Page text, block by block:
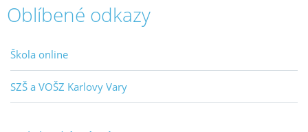
Oblíbené odkazy
Škola online
SZŠ a VOŠZ Karlovy Vary